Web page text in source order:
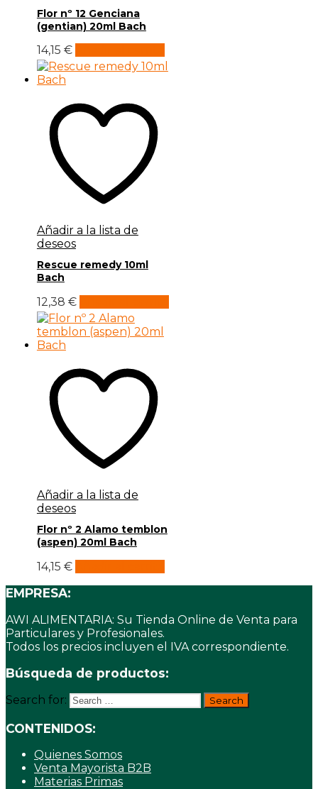
Flor nº 12 Genciana
(gentian) 20ml Bach
14,15 €
Añadir a la lista de
deseos
Rescue remedy 10ml
Bach
12,38 €
Añadir a la lista de
deseos
Flor nº 2 Alamo temblon
(aspen) 20ml Bach
14,15 €
EMPRESA:
AWI ALIMENTARIA: Su Tienda Online de Venta para
Particulares y Profesionales.
Todos los precios incluyen el IVA correspondiente.
Búsqueda de productos:
Search for:
CONTENIDOS:
Quienes Somos
Venta Mayorista B2B
Materias Primas